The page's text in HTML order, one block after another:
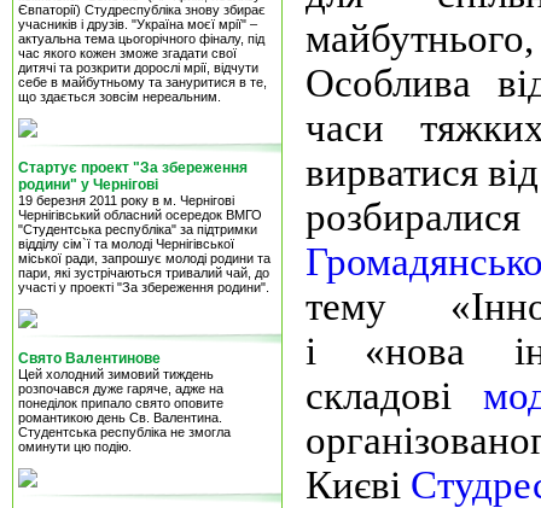
Євпаторії) Студреспубліка знову збирає
учасників і друзів. "Україна моєї мрії" –
актуальна тема цьогорічного фіналу, під
час якого кожен зможе згадати свої
дитячі та розкрити дорослі мрії, відчути
себе в майбутньому та зануритися в те,
що здається зовсім нереальним.
Стартує проект "За збереження
родини" у Чернігові
19 березня 2011 року в м. Чернігові
Чернігівський обласний осередок ВМГО
"Студентська республіка" за підтримки
відділу сім`ї та молоді Чернігівської
міської ради, запрошує молоді родини та
пари, які зустрічаються тривалий чай, до
участі у проекті "За збереження родини".
Свято Валентинове
Цей холодний зимовий тиждень
розпочався дуже гаряче, адже на
понеділок припало свято оповите
романтикою день Св. Валентина.
Студентська республіка не змогла
оминути цю подію.
Особлива
часи
вирватися
тему
і «нова
складові
Києві